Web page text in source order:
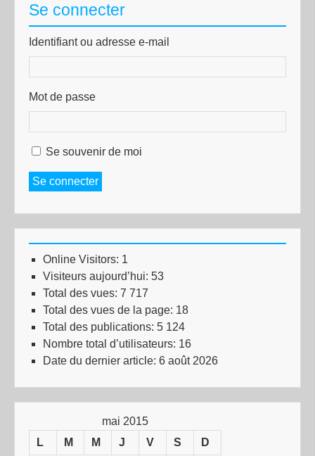
Se connecter
Identifiant ou adresse e-mail
Mot de passe
Se souvenir de moi
Se connecter
Online Visitors: 1
Visiteurs aujourd’hui: 53
Total des vues: 7 717
Total des vues de la page: 18
Total des publications: 5 124
Nombre total d’utilisateurs: 16
Date du dernier article: 6 août 2026
mai 2015
L
M M J V S D